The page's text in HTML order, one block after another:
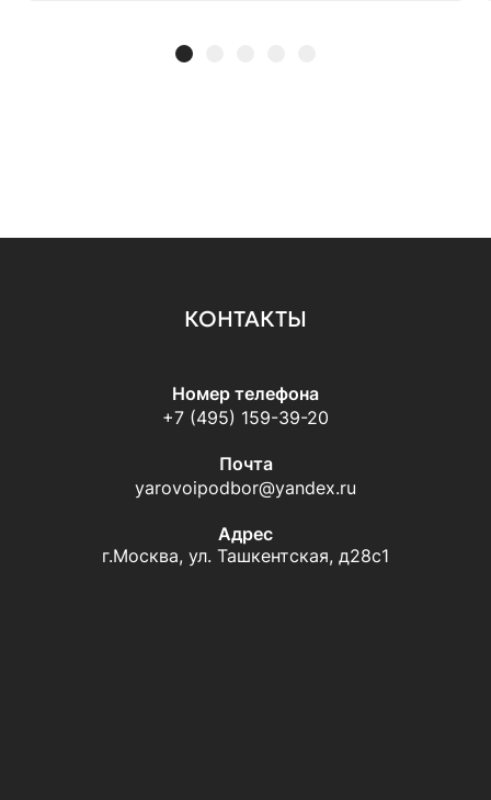
КОНТАКТЫ
Номер телефона
+7 (495) 159-39-20
Почта
yarovoipodbor@yandex.ru
Адрес
г.Москва, ул. Ташкентская, д28с1